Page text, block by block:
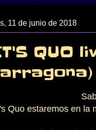
11 de junio de 2018
QUO
Quo estaremos en la